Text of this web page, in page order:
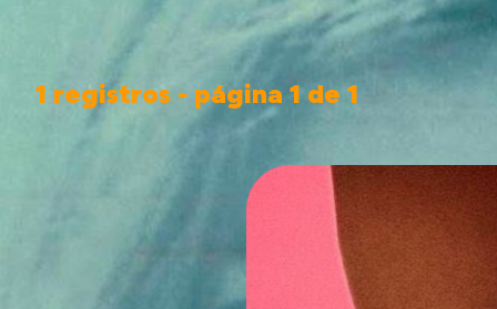
1 registros - página 1 de 1